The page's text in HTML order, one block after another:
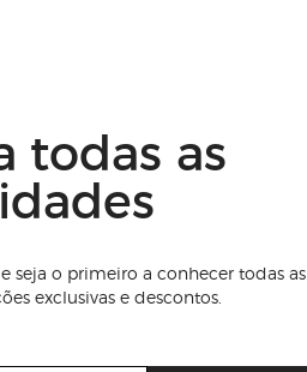
todas as
seja o primeiro a conhecer todas as
exclusivas e descontos.